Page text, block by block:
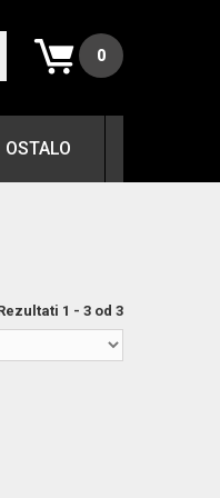
0
OSTALO
1 - 3 od 3